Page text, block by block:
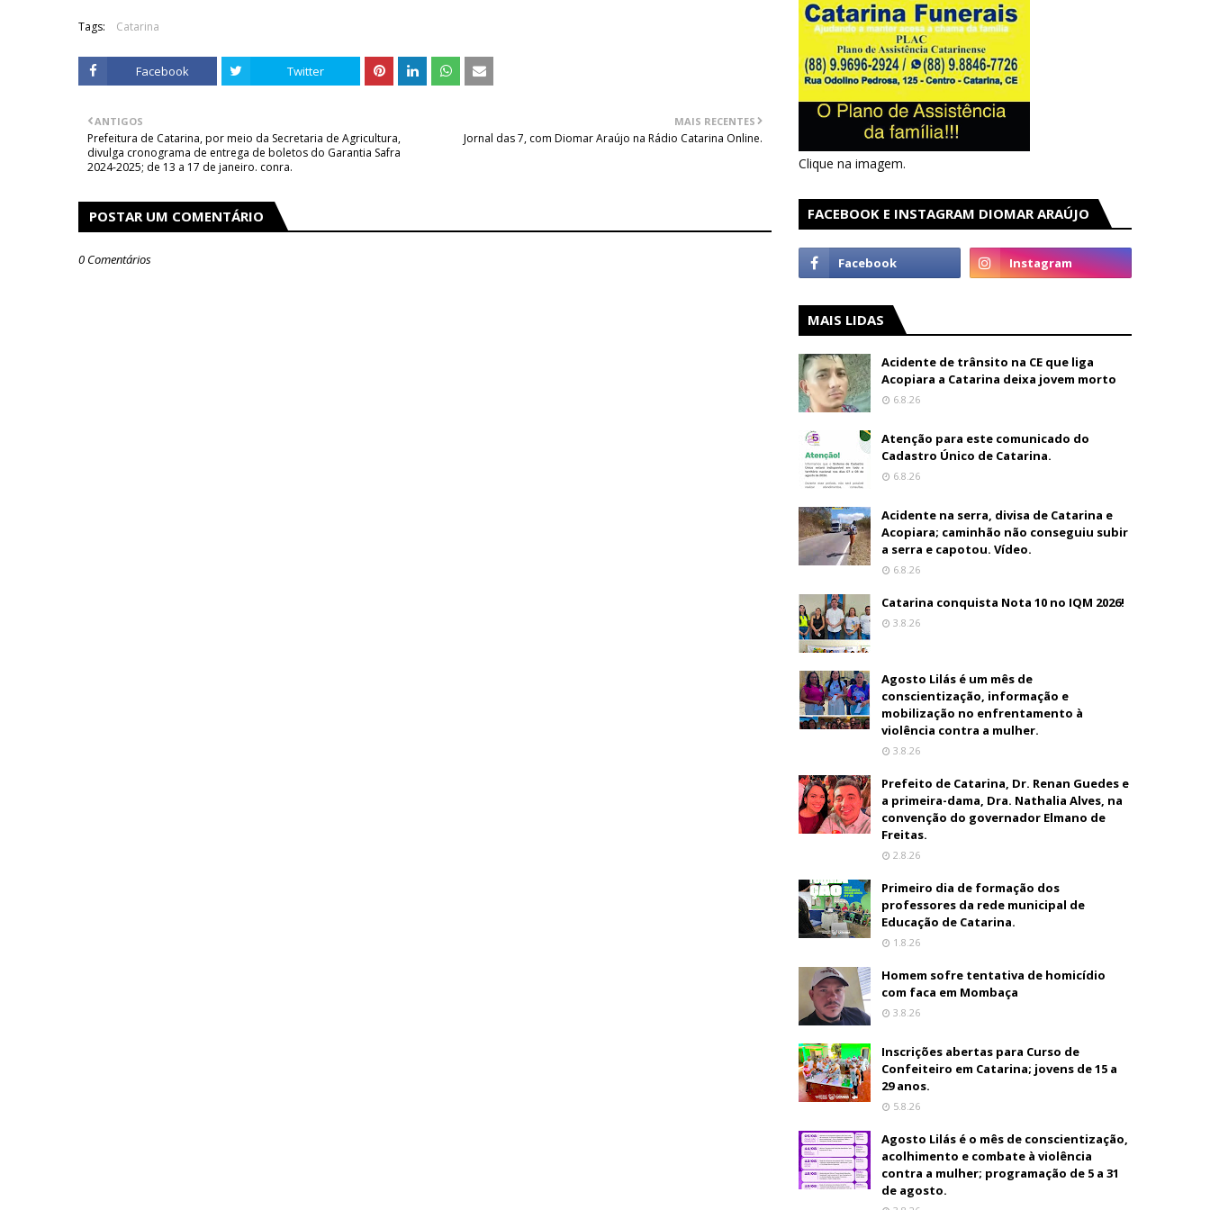
Tags: Catarina
Facebook Twitter
MAIS RECENTES
Jornal das 7, com Diomar Araújo na Rádio Catarina Online.
ANTIGOS
Prefeitura de Catarina, por meio da Secretaria de Agricultura,
divulga cronograma de entrega de boletos do Garantia Safra
2024-2025; de 13 a 17 de janeiro. confira.
POSTAR UM COMENTÁRIO
0 Comentários
Clique na imagem.
FACEBOOK E INSTAGRAM DIOMAR ARAÚJO
MAIS LIDAS
Acidente de trânsito na CE que liga
Acopiara a Catarina deixa jovem morto
6.8.26
Atenção para este comunicado do
Cadastro Único de Catarina.
6.8.26
Acidente na serra, divisa de Catarina e
Acopiara; caminhão não conseguiu subir
a serra e capotou. Vídeo.
6.8.26
Catarina conquista Nota 10 no IQM 2026!
3.8.26
Agosto Lilás é um mês de
conscientização, informação e
mobilização no enfrentamento à
violência contra a mulher.
3.8.26
Prefeito de Catarina, Dr. Renan Guedes e
a primeira-dama, Dra. Nathalia Alves, na
convenção do governador Elmano de
Freitas.
2.8.26
Primeiro dia de formação dos
professores da rede municipal de
Educação de Catarina.
1.8.26
Homem sofre tentativa de homicídio
com faca em Mombaça
3.8.26
Inscrições abertas para Curso de
Confeiteiro em Catarina; jovens de 15 a
29 anos.
5.8.26
Agosto Lilás é o mês de conscientização,
acolhimento e combate à violência
contra a mulher; programação de 5 a 31
de agosto.